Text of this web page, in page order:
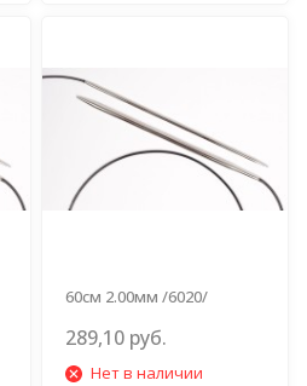
60см 2.00мм /6020/
289,10 руб.
Нет в наличии